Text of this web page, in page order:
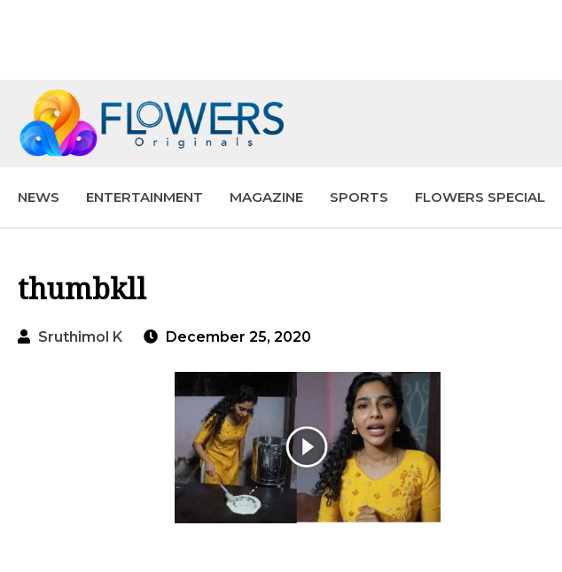
NEWS ENTERTAINMENT MAGAZINE SPORTS FLOWERS SPECIAL
thumbkll
Sruthimol K December 25, 2020